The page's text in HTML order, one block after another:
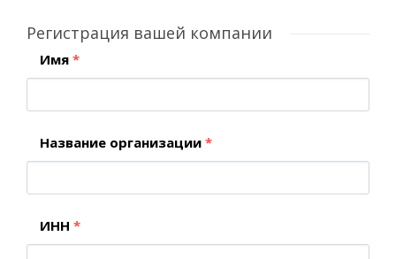
Регистрация вашей компании
Имя *
Название организации *
ИНН *